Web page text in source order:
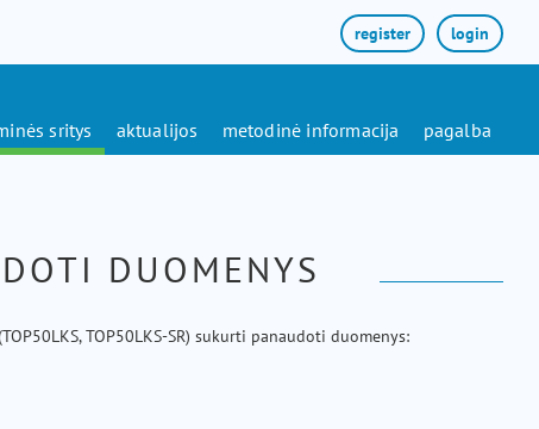
login
register
sritys aktualijos metodinė informacija pagalba
DUOMENYS
TOP50LKS-SR) sukurti panaudoti duomenys: